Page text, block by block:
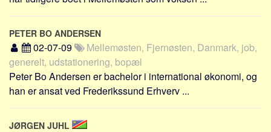
PETER BO ANDERSEN
02-07-09
Mellemøsten, Fjernøsten, Danmark, job,
generelt, udstationering, bopæl
Peter Bo Andersen er bachelor i international økonomi, og
han er ansat ved Frederikssund Erhverv ...
JØRGEN JUHL